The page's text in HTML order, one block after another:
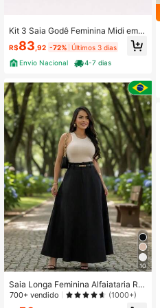
4,88 23K Seguidores
Kit 3 Saia Godê Feminina Midi em A
lfaiataria Cintura Alta , Rodada Soci
al , Moda Evangélica PP ao GG
R$83 ,92 -72% Últimos 3 dias
Envio Nacional
4-7 dias
10
Saia Longa Feminina Alfaiataria Ro
dada Com Cinto Moda Evangélica
700+ vendido (1000+)